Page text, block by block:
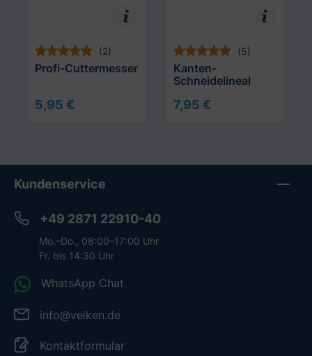
(2)
Profi-Cuttermesser
5,95 €
(5)
Kanten-
Schneidelineal
7,95 €
Kundenservice
+49 2871 22910-40
Mo.–Do., 08:00–17:00 Uhr
Fr. bis 14:30 Uhr
WhatsApp Chat
info@velken.de
Kontaktformular